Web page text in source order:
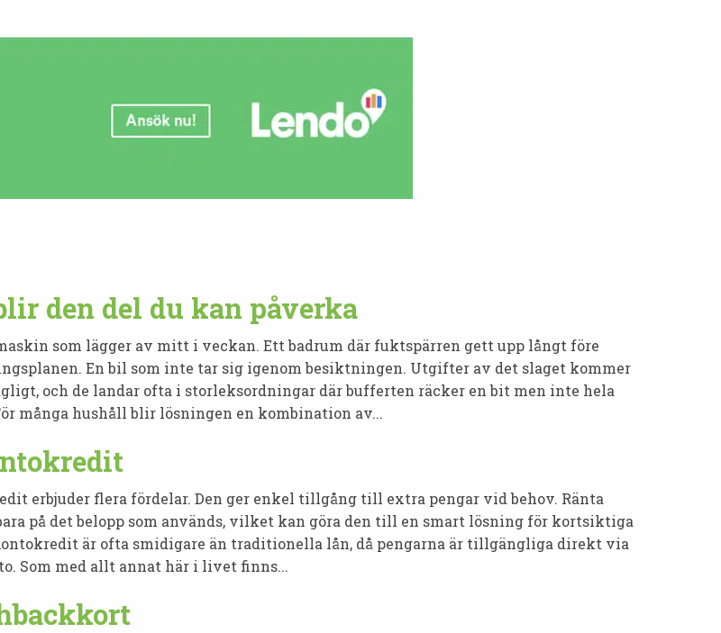
den del du kan påverka
som lägger av mitt i veckan. Ett badrum där fuktspärren gett upp långt före
En bil som inte tar sig igenom besiktningen. Utgifter av det slaget kommer
och de landar ofta i storleksordningar där bufferten räcker en bit men inte hela
många hushåll blir lösningen en kombination av...
erbjuder flera fördelar. Den ger enkel tillgång till extra pengar vid behov. Ränta
på det belopp som används, vilket kan göra den till en smart lösning för kortsiktiga
är ofta smidigare än traditionella lån, då pengarna är tillgängliga direkt via
Som med allt annat här i livet finns...